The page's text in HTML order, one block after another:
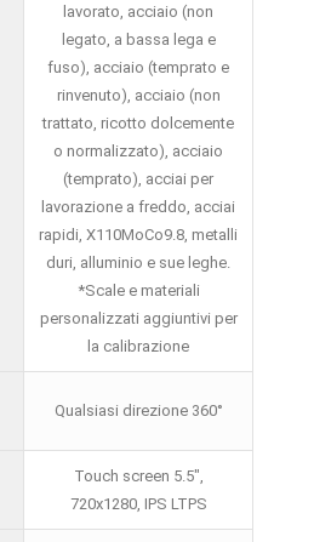
lavorato, acciaio (non
legato, a bassa lega e
fuso), acciaio (temprato e
rinvenuto), acciaio (non
trattato, ricotto dolcemente
o normalizzato), acciaio
(temprato), acciai per
lavorazione a freddo, acciai
rapidi, X110MoCo9.8, metalli
duri, alluminio e sue leghe.
*Scale e materiali
personalizzati aggiuntivi per
la calibrazione
Qualsiasi direzione 360°
Touch screen 5.5",
720x1280, IPS LTPS